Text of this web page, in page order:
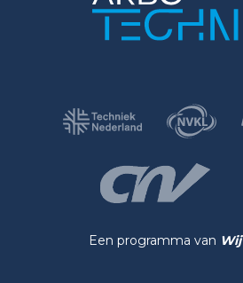
Een programma van Wij